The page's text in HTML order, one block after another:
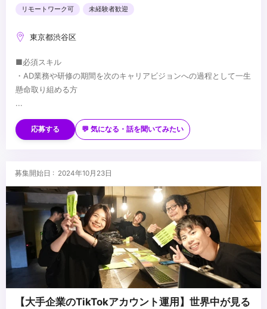
リモートワーク可 未経験者歓迎
東京都渋谷区
■必須スキル
・AD業務や研修の期間を次のキャリアビジョンへの過程として一生
懸命取り組める方
...
応募する 💬 気になる・話を聞いてみたい
募集開始日 : 2024年10月23日
【大手企業のTikTokアカウント運用】世界中が見る